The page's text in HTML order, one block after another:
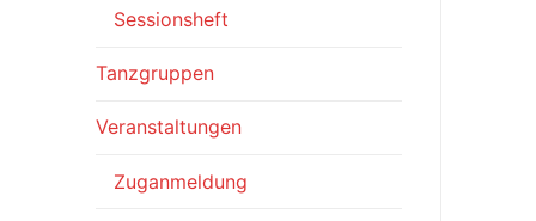
Sessionsheft
Tanzgruppen
Veranstaltungen
Zuganmeldung